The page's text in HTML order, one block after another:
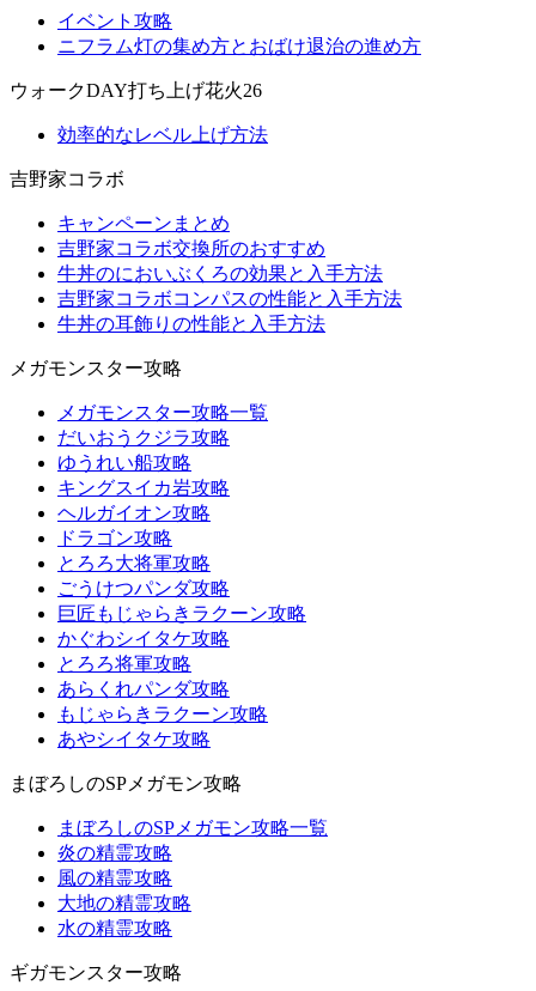
イベント攻略
ニフラム灯の集め方とおばけ退治の進め方
ウォークDAY打ち上げ花火26
効率的なレベル上げ方法
吉野家コラボ
キャンペーンまとめ
吉野家コラボ交換所のおすすめ
牛丼のにおいぶくろの効果と入手方法
吉野家コラボコンパスの性能と入手方法
牛丼の耳飾りの性能と入手方法
メガモンスター攻略
メガモンスター攻略一覧
だいおうクジラ攻略
ゆうれい船攻略
キングスイカ岩攻略
ヘルガイオン攻略
ドラゴン攻略
とろろ大将軍攻略
ごうけつパンダ攻略
巨匠もじゃらきラクーン攻略
かぐわシイタケ攻略
とろろ将軍攻略
あらくれパンダ攻略
もじゃらきラクーン攻略
あやシイタケ攻略
まぼろしのSPメガモン攻略
まぼろしのSPメガモン攻略一覧
炎の精霊攻略
風の精霊攻略
大地の精霊攻略
水の精霊攻略
ギガモンスター攻略